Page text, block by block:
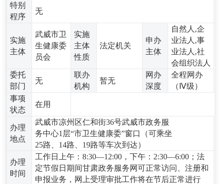
特别
程序
无
实施
主体
武威市卫
生健康委
员会
实施
主体
性质
法定机关
申办
主体
自然人,企
业法人,事
业法人,社
会组织法人
委托
部门
无
联办
机构
暂无
网办
深度
全程网办
（Ⅳ级）
事项
状态
在用
办理
地点
武威市凉州区仁和街36号武威市政务服
务中心1层“市卫生健康委”窗口（可乘坐
25路、14路、19路等车次到达）
办理
时间
工作日上午：8:30—12:00，下午：2:30—6:00；法
定节假日期间甘肃政务服务网可正常访问、注册和
申报业务，网上受理审批工作将在节后正常进行